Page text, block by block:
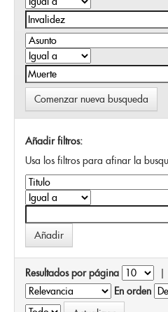
Comenzar nueva busqueda
Añadir filtros:
Usa los filtros para afinar la
Resultados por página |
En orden